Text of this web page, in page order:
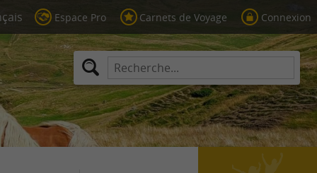
Espace Pro Carnets de Voyage Connexion